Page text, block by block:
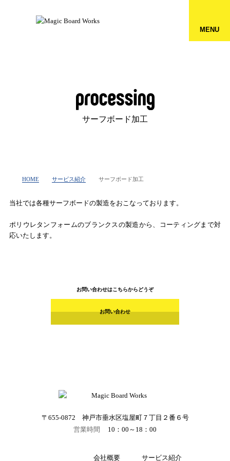
MENU
サーフボード加工
HOME サービス紹介 サーフボード加工
当社では各種サーフボードの製造をおこなっております。
ポリウレタンフォームのブランクスの製造から、コーティングまで対
応いたします。
お問い合わせはこちらからどうぞ
お問い合わせ
〒655-0872 神戸市垂水区塩屋町７丁目２番６号
営業時間
10：00～18：00
会社概要 サービス紹介